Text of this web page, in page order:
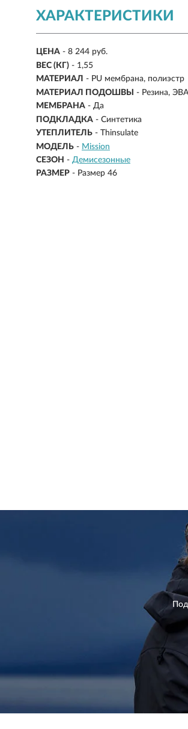
ХАРАКТЕРИСТИКИ
ЦЕНА - 8 244 руб.
ВЕС (КГ) - 1,55
МАТЕРИАЛ - PU мембрана, полиэстр
МАТЕРИАЛ ПОДОШВЫ
- Резина, ЭВА
МЕМБРАНА - Да
ПОДКЛАДКА - Синтетика
УТЕПЛИТЕЛЬ - Thinsulate
МОДЕЛЬ - Mission
СЕЗОН - Демисезонные
РАЗМЕР - Размер 46